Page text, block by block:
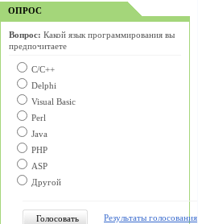
ОПРОС
Вопрос: Какой язык программирования вы
предпочитаете
С/C++
Delphi
Visual Basic
Perl
Java
PHP
ASP
Другой
Результаты голосования